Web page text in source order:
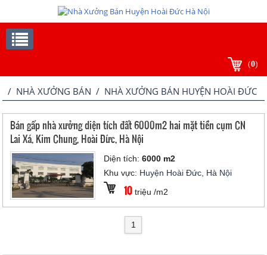
(0)
/ NHÀ XƯỞNG BÁN / NHÀ XƯỞNG BÁN HUYỆN HOÀI ĐỨC
Bán gấp nhà xưởng diện tích đất 6000m2 hai mặt tiền cụm CN
Lai Xá, Kim Chung, Hoài Đức, Hà Nội
Diện tích:6000 m2
Khu vực: Huyện Hoài Đức, Hà Nội
10 triệu /m2
1